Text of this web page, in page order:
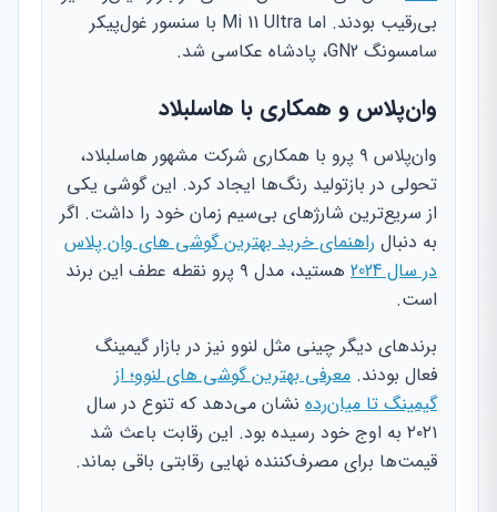
بی‌رقیب بودند. اما Mi 11 Ultra با سنسور غول‌پیکر
سامسونگ GN2، پادشاه عکاسی شد.
وان‌پلاس و همکاری با هاسلبلاد
وان‌پلاس ۹ پرو با همکاری شرکت مشهور هاسلبلاد،
تحولی در بازتولید رنگ‌ها ایجاد کرد. این گوشی یکی
از سریع‌ترین شارژهای بی‌سیم زمان خود را داشت. اگر
به دنبال راهنمای خرید بهترین گوشی های وان پلاس
در سال 2024
هستید، مدل ۹ پرو نقطه عطف این برند
است.
برندهای دیگر چینی مثل لنوو نیز در بازار گیمینگ
فعال بودند. معرفی بهترین گوشی های لنوو؛ از
گیمینگ تا میان‌رده نشان می‌دهد که تنوع در سال
۲۰۲۱ به اوج خود رسیده بود. این رقابت باعث شد
قیمت‌ها برای مصرف‌کننده نهایی رقابتی باقی بماند.